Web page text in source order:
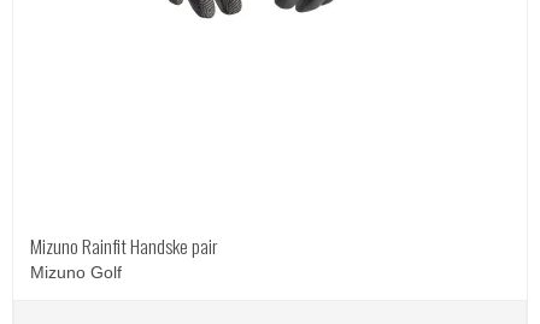
Mizuno Rainfit Handske pair
Mizuno Golf